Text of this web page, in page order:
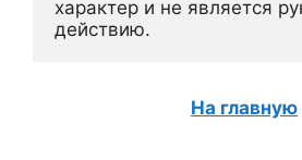
характер и не является
действию.
На главную